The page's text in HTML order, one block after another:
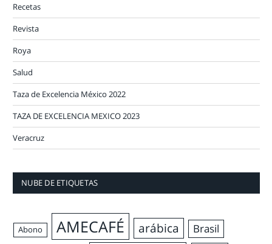
Recetas
Revista
Roya
Salud
Taza de Excelencia México 2022
TAZA DE EXCELENCIA MEXICO 2023
Veracruz
NUBE DE ETIQUETAS
Abono AMECAFÉ arábica Brasil